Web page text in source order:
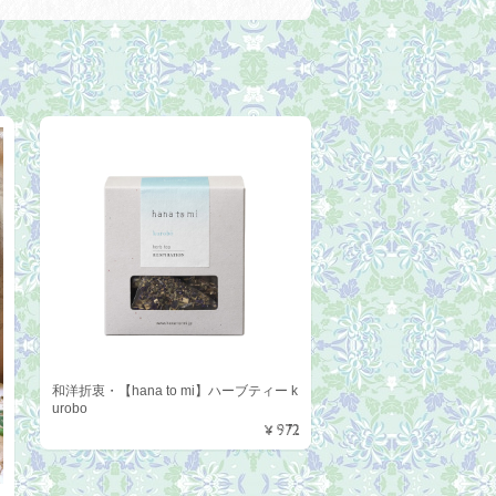
和洋折衷・【hana to mi】ハーブティー k
urobo
¥972